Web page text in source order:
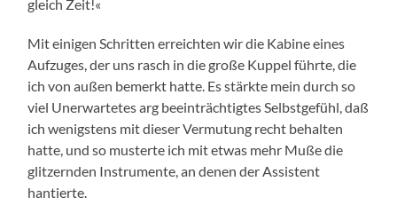
gleich Zeit!«
Mit einigen Schritten erreichten wir die Kabine eines
Aufzuges, der uns rasch in die große Kuppel führte, die
ich von außen bemerkt hatte. Es stärkte mein durch so
viel Unerwartetes arg beeinträchtigtes Selbstgefühl, daß
ich wenigstens mit dieser Vermutung recht behalten
hatte, und so musterte ich mit etwas mehr Muße die
glitzernden Instrumente, an denen der Assistent
hantierte.